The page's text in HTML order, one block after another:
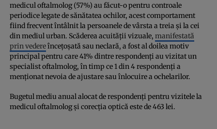
medicul oftalmolog (57%) au făcut-o pentru controale
periodice legate de sănătatea ochilor, acest comportament
fiind frecvent întâlnit la persoanele de vârsta a treia și la cei
din mediul urban. Scăderea acuității vizuale, manifestată
prin vedereîncețoșată sau neclară, a fost al doilea motiv
principal pentru care 41% dintre respondenți au vizitat un
specialist oftalmolog, în timp ce 1 din 4 respondenți a
menționat nevoia de ajustare sau înlocuire a ochelarilor.
Bugetul mediu anual alocat de respondenți pentru vizitele la
medicul oftalmolog și corecția optică este de 463 lei.